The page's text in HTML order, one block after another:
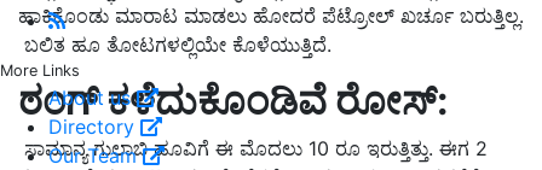
More Links
About us
Directory
Our Team
ಹಾಕಿಕೊಂಡು ಮಾರಾಟ ಮಾಡಲು ಹೋದರೆ ಪೆಟ್ರೋಲ್ ಖರ್ಚೂ ಬರುತ್ತಿಲ್ಲ.
ಬಲಿತ ಹೂ ತೋಟಗಳಲ್ಲಿಯೇ ಕೊಳೆಯುತ್ತಿದೆ.
ರಂಗ್‌ ಕಳೆದುಕೊಂಡಿವೆ ರೋಸ್‌:
ಸಾಮಾನ್ಯ ಗುಲಾಬಿ ಹೂವಿಗೆ ಈ ಮೊದಲು 10 ರೂ ಇರುತ್ತಿತ್ತು. ಈಗ 2